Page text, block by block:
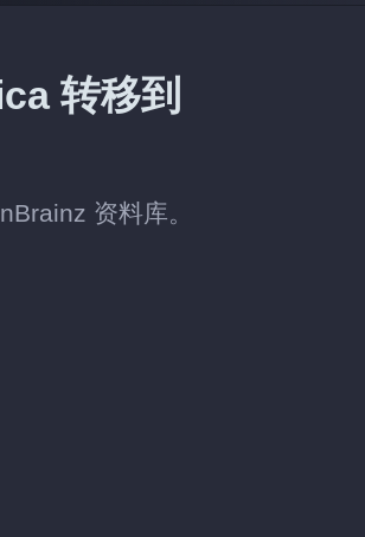
转移到
资料库。